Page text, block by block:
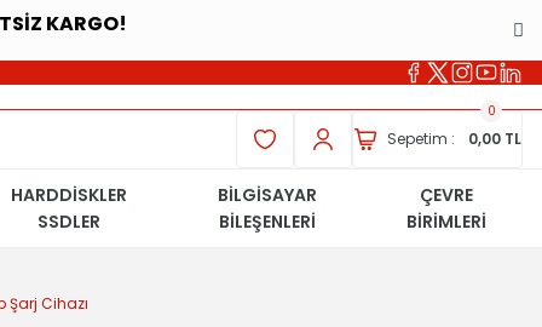
KARGO!
Sepetim : 0,00 TL
0
HARDDİSKLER
SSDLER
BİLGİSAYAR
BİLEŞENLERİ
ÇEVRE
BİRİMLERİ
Cihazı